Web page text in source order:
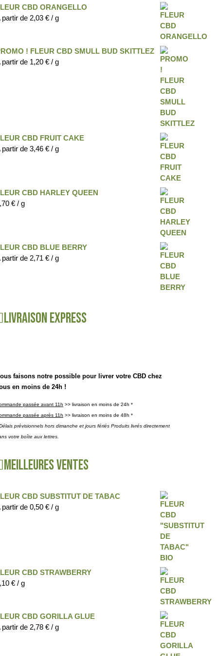
CBD ORANGELLO
partir de 2,03 € / g
! FLEUR CBD SMULL BUD SKITTLEZ
partir de 1,20 € / g
CBD FRUIT CAKE
partir de 3,46 € / g
CBD HARLEY QUEEN
€ / g
CBD BLUE BERRY
partir de 2,71 € / g
Livraison express
faisons notre possible pour livrer votre CBD chez
en moins de 24h !
passée avant 11h >> livraison en moins de 24h *
passée après 11h >> livraison en moins de 48h *
prévisionnels hors dimanche et jours fériés Produits livrés directement
votre boîte aux lettres.
Meilleures ventes
CBD SUBSTITUT DE TABAC
partir de 0,50 € / g
CBD STRAWBERRY
€ / g
CBD GORILLA GLUE
partir de 2,78 € / g